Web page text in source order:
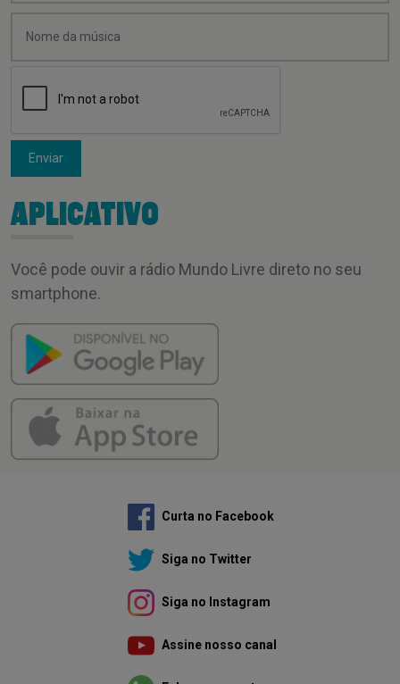
Enviar
APLICATIVO
Você pode ouvir a rádio Mundo Livre direto no seu
smartphone.
Curta no Facebook
Siga no Twitter
Siga no Instagram
Assine nosso canal